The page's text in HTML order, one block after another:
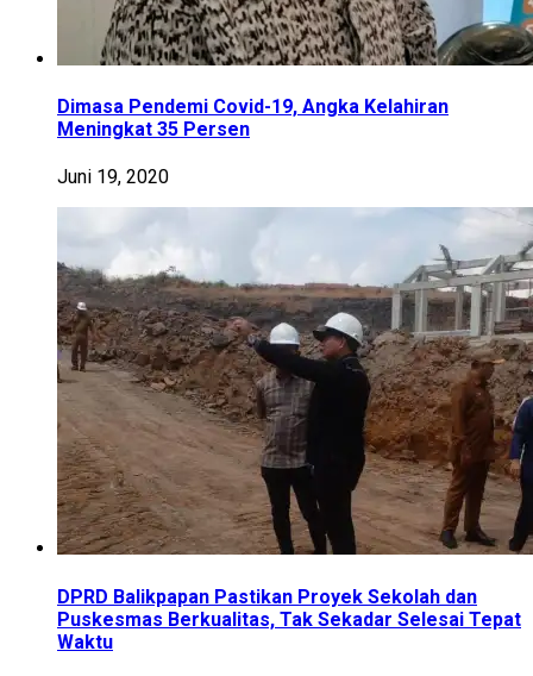
Dimasa Pendemi Covid-19, Angka Kelahiran
Meningkat 35 Persen
Juni 19, 2020
DPRD Balikpapan Pastikan Proyek Sekolah dan
Puskesmas Berkualitas, Tak Sekadar Selesai Tepat
Waktu